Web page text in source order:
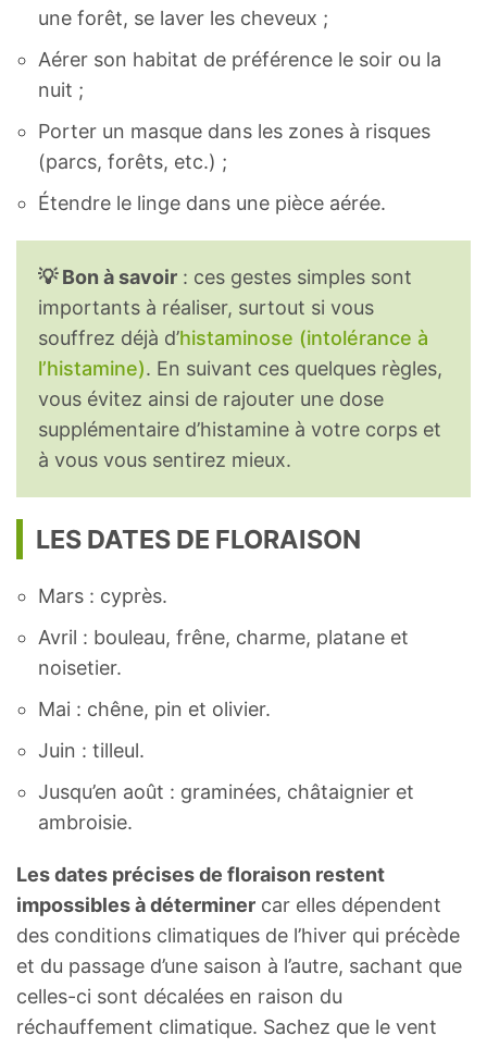
une forêt, se laver les cheveux ;
Aérer son habitat de préférence le soir ou la
nuit ;
Porter un masque dans les zones à risques
(parcs, forêts, etc.) ;
Étendre le linge dans une pièce aérée.
💡 Bon à savoir : ces gestes simples sont
importants à réaliser, surtout si vous
souffrez déjà d’histaminose (intolérance à
l’histamine). En suivant ces quelques règles,
vous évitez ainsi de rajouter une dose
supplémentaire d’histamine à votre corps et
à vous vous sentirez mieux.
LES DATES DE FLORAISON
Mars : cyprès.
Avril : bouleau, frêne, charme, platane et
noisetier.
Mai : chêne, pin et olivier.
Juin : tilleul.
Jusqu’en août : graminées, châtaignier et
ambroisie.
Les dates précises de floraison restent
impossibles à déterminer car elles dépendent
des conditions climatiques de l’hiver qui précède
et du passage d’une saison à l’autre, sachant que
celles-ci sont décalées en raison du
réchauffement climatique. Sachez que le vent